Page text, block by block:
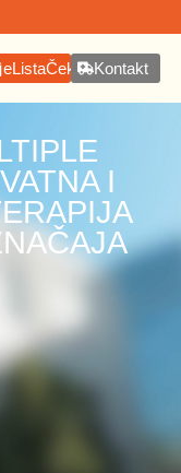
eListaČekanjaKontakt
I